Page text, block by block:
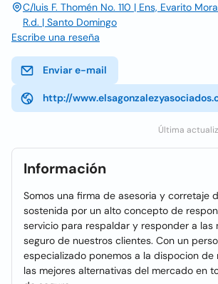
C/luis F. Thomén No. 110 | Ens, Evarito
R.d. | Santo Domingo
Escribe una reseña
Enviar e-mail
http://
Última
Información
Somos una firma de asesoria y corretaje
sostenida por un alto concepto de
servicio para respaldar y responder a las
seguro de nuestros clientes. Con un
especializado ponemos a la dispocion de
las mejores alternativas del mercado en